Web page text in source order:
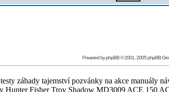
Powered byphpBB© 2001, 2005 phpBB
záhady tajemství pozvánky na akce manuály
Fisher Troy Shadow MD3009 ACE 150